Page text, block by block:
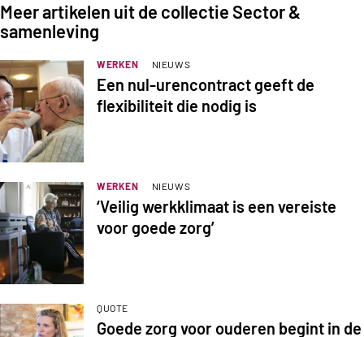
Meer artikelen uit de collectie Sector &
samenleving
WERKEN NIEUWS
Een nul-urencontract geeft de
flexibiliteit die nodig is
WERKEN NIEUWS
‘Veilig werkklimaat is een vereiste
voor goede zorg’
QUOTE
Goede zorg voor ouderen begint in de